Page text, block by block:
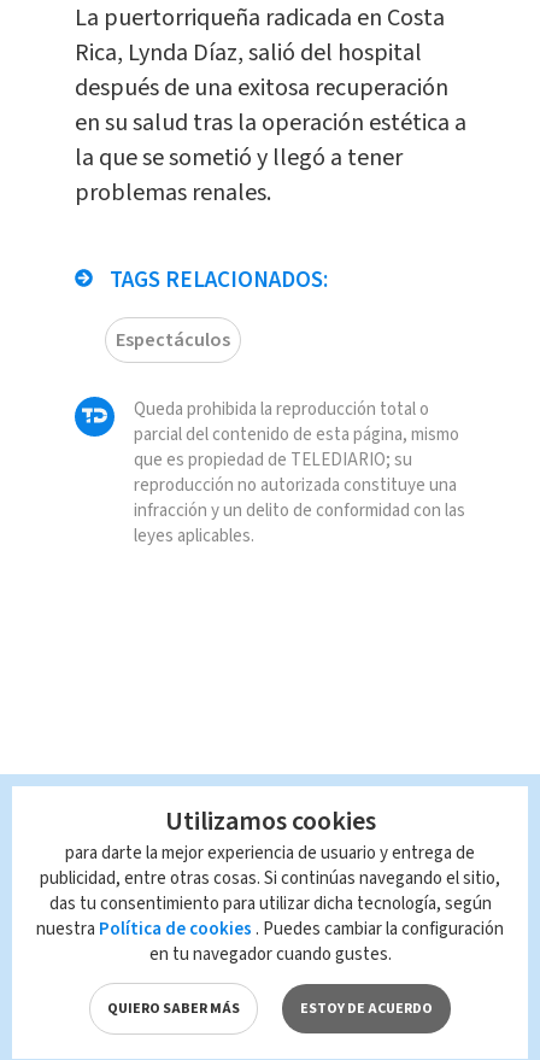
La puertorriqueña radicada en Costa
Rica, Lynda Díaz, salió del hospital
después de una exitosa recuperación
en su salud tras la operación estética a
la que se sometió y llegó a tener
problemas renales.
TAGS RELACIONADOS:
Espectáculos
Queda prohibida la reproducción total o
parcial del contenido de esta página, mismo
que es propiedad de TELEDIARIO; su
reproducción no autorizada constituye una
infracción y un delito de conformidad con las
leyes aplicables.
Utilizamos cookies
para darte la mejor experiencia de usuario y entrega de
publicidad, entre otras cosas. Si continúas navegando el sitio,
das tu consentimiento para utilizar dicha tecnología, según
nuestra Política de cookies . Puedes cambiar la configuración
en tu navegador cuando gustes.
QUIERO SABER MÁS ESTOY DE ACUERDO